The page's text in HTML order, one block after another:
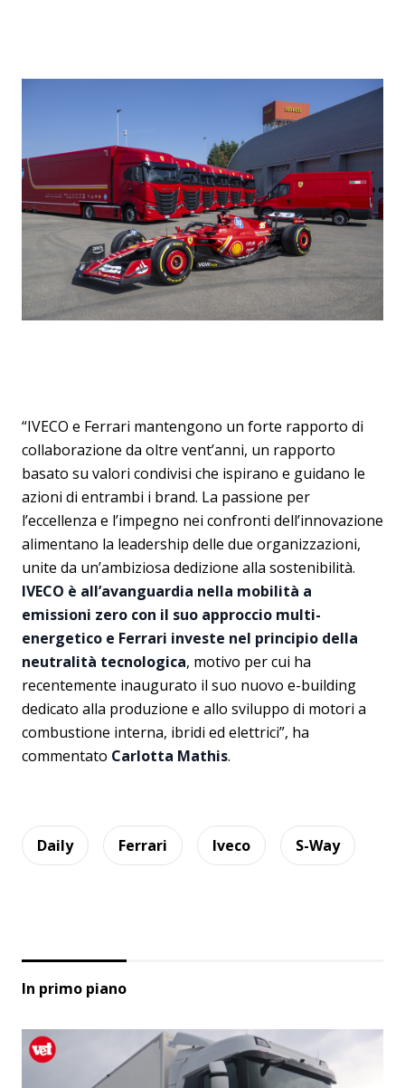
“IVECO e Ferrari mantengono un forte rapporto di
collaborazione da oltre vent’anni, un rapporto
basato su valori condivisi che ispirano e guidano le
azioni di entrambi i brand. La passione per
l’eccellenza e l’impegno nei confronti dell’innovazione
alimentano la leadership delle due organizzazioni,
unite da un’ambiziosa dedizione alla sostenibilità.
IVECO è all’avanguardia nella mobilità a
emissioni zero con il suo approccio multi-
energetico e Ferrari investe nel principio della
neutralità tecnologica, motivo per cui ha
recentemente inaugurato il suo nuovo e-building
dedicato alla produzione e allo sviluppo di motori a
combustione interna, ibridi ed elettrici”, ha
commentato Carlotta Mathis.
Daily Ferrari Iveco S-Way
In primo piano